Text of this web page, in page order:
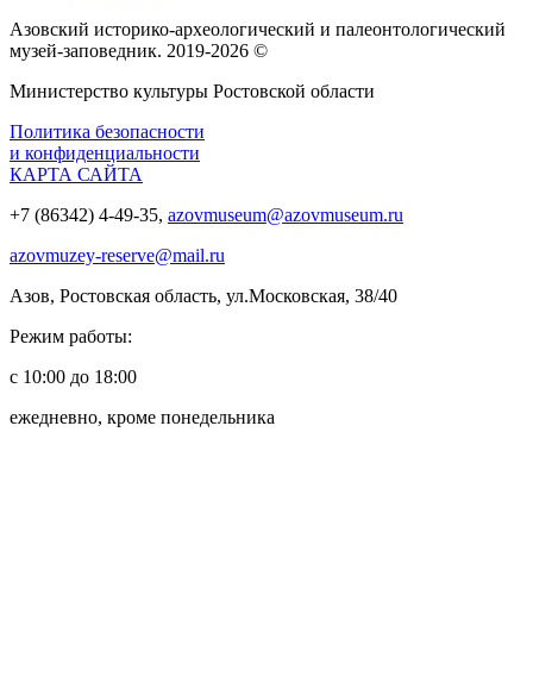
Азовский историко‑археологический и палеонтологический
музей‑заповедник. 2019-2026 ©
Министерство культуры Ростовской области
Политика безопасности
и конфиденциальности
КАРТА САЙТА
+7 (86342) 4-49-35, azovmuseum@azovmuseum.ru
azovmuzey-reserve@mail.ru
Азов, Ростовская область, ул.Московская, 38/40
Режим работы:
с 10:00 до 18:00
ежедневно, кроме понедельника